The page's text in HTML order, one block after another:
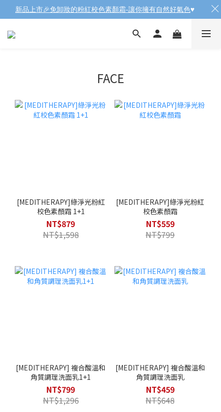
FACE
[MEDITHERAPY]綠淨光粉紅
校色素顏霜 1+1
NT$879
NT$1,598
[MEDITHERAPY]綠淨光粉紅
校色素顏霜
NT$559
NT$799
[MEDITHERAPY] 複合酸溫和
角質調理洗面乳1+1
NT$799
NT$1,296
[MEDITHERAPY] 複合酸溫和
角質調理洗面乳
NT$459
NT$648
新品上市🎉免卸妝的粉紅校色素顏霜-讓你擁有自然好氣色♥️